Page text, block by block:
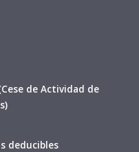
de Actividad de
deducibles